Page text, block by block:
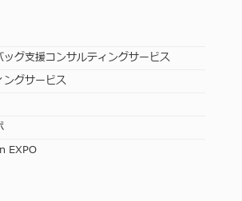
グ支援コンサルティングサービス
ングサービス
EXPO